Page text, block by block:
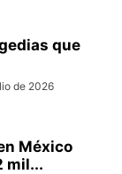
que
de 2026
México
mil...